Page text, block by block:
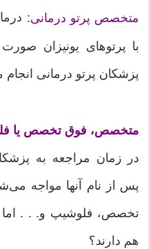
متخصص پرتو درمانی:
با پرتوهای یونیزان
پزشکان پرتو درمانی
متخصص، فوق تخصص یا
در زمان مراجعه به
پس از نام آنها مواجه
تخصص، فلوشیپ و. . . اما
هم دارند؟